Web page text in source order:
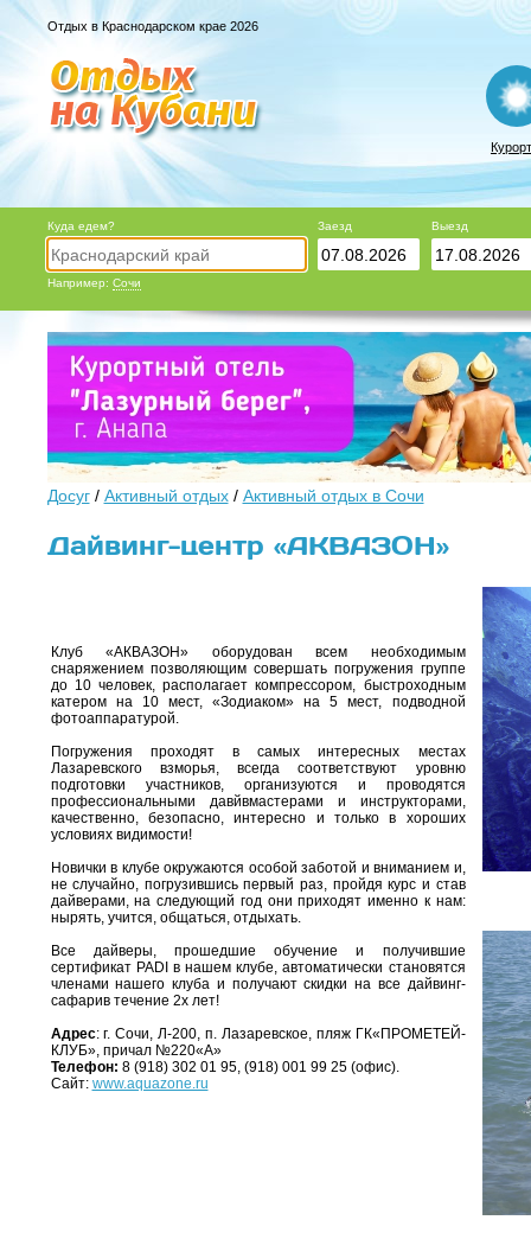
Отдых в Краснодарском крае 2026
Куда едем?
Например: Сочи
Заезд Выезд
Досуг/ Активный отдых/ Активный отдых в Сочи
Дайвинг-центр «АКВАЗОН»
Клуб «АКВАЗОН» оборудован всем необходимым
снаряжением позволяющим совершать погружения группе
до 10 человек, располагает компрессором, быстроходным
катером на 10 мест, «Зодиаком» на 5 мест, подводной
фотоаппаратурой.
Погружения проходят в самых интересных местах
Лазаревского взморья, всегда соответствуют уровню
подготовки участников, организуются и проводятся
профессиональными давйвмастерами и инструкторами,
качественно, безопасно, интересно и только в хороших
условиях видимости!
Новички в клубе окружаются особой заботой и вниманием и,
не случайно, погрузившись первый раз, пройдя курс и став
дайверами, на следующий год они приходят именно к нам:
нырять, учится, общаться, отдыхать.
Все дайверы, прошедшие обучение и получившие
сертификат PADI в нашем клубе, автоматически становятся
членами нашего клуба и получают скидки на все дайвинг-
сафарив течение 2х лет!
Адрес: г. Сочи, Л-200, п. Лазаревское, пляж ГК«ПРОМЕТЕЙ-
КЛУБ», причал №220«А»
Телефон: 8 (918) 302 01 95, (918) 001 99 25 (офис).
Сайт: www.aquazone.ru